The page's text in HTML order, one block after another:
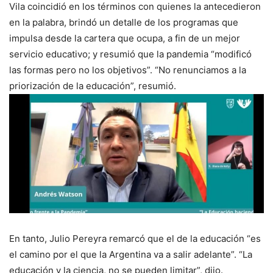
Vila coincidió en los términos con quienes la antecedieron
en la palabra, brindó un detalle de los programas que
impulsa desde la cartera que ocupa, a fin de un mejor
servicio educativo; y resumió que la pandemia “modificó
las formas pero no los objetivos”. “No renunciamos a la
priorización de la educación”, resumió.
En tanto, Julio Pereyra remarcó que el de la educación “es
el camino por el que la Argentina va a salir adelante”. “La
educación y la ciencia, no se pueden limitar”, dijo.